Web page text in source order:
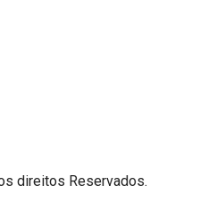
direitos Reservados.